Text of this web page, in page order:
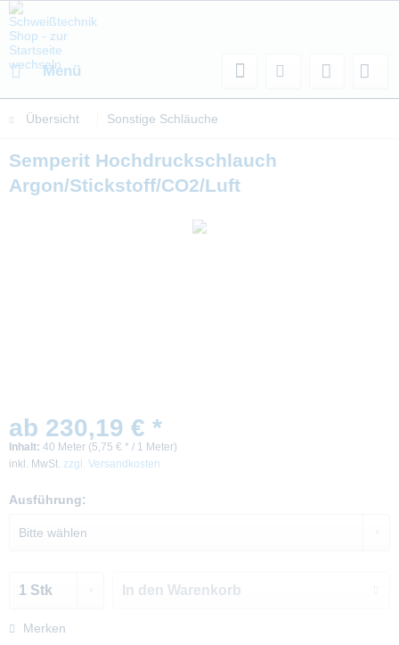
Menü
Übersicht Sonstige Schläuche
Semperit Hochdruckschlauch
Argon/Stickstoff/CO2/Luft
ab 230,19 € *
Inhalt: 40 Meter (5,75 € * / 1 Meter)
inkl. MwSt. zzgl. Versandkosten
Ausführung:
In den Warenkorb
Merken